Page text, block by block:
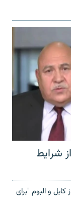
شرایط
کابل و البوم "برای